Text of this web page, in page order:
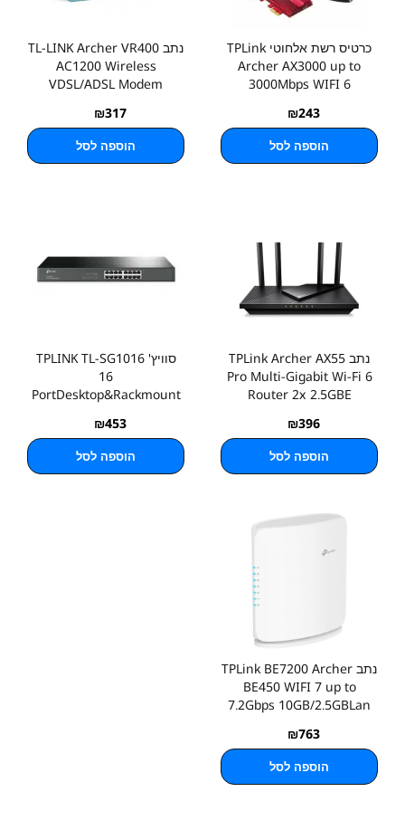
כרטיס רשת אלחוטי TPLink
Archer AX3000 up to
3000Mbps WIFI 6
₪243
הוספה לסל
נתב TL-LINK Archer VR400
AC1200 Wireless
VDSL/ADSL Modem
₪317
הוספה לסל
נתב TPLink Archer AX55
Pro Multi-Gigabit Wi-Fi 6
Router 2x 2.5GBE
₪396
הוספה לסל
סוויץ' TPLINK TL-SG1016
16
PortDesktop&Rackmount
₪453
הוספה לסל
נתב TPLink BE7200 Archer
BE450 WIFI 7 up to
7.2Gbps 10GB/2.5GBLan
₪763
הוספה לסל